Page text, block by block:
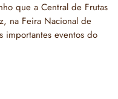
que a Central de Frutas
na Feira Nacional de
importantes eventos do